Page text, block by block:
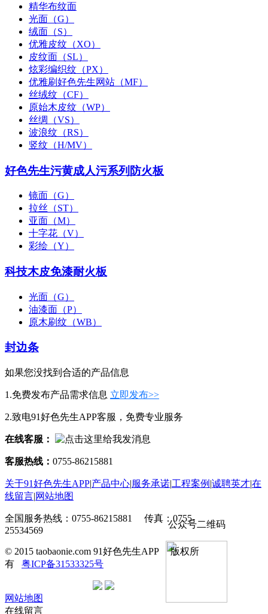
精华布纹面
光面（G）
绒面（S）
优雅皮纹（XO）
皮纹面（SL）
炫彩编织纹（PX）
优雅刷好色先生网站（MF）
丝绒纹（CF）
原始木皮纹（WP）
丝绸（VS）
波浪纹（RS）
竖纹（H/MV）
好色先生污黄成人污系列防火板
镜面（G）
拉丝（ST）
亚面（M）
十字花（V）
彩绘（Y）
科技木皮免漆耐火板
光面（G）
油漆面（P）
原木刷纹（WB）
封边条
如果您没找到合适的产品信息
1.免费发布产品需求信息 立即发布>>
2.致电91好色先生APP客服，免费专业服务
在线客服：
客服热线： 0755-86215881
关于91好色先生APP|产品中心|服务承诺|工程案例 |诚聘英才|在
线留言|网站地图
公众号二维码
全国服务热线：0755-86215881 传真：0755-
25534569
© 2015 taobaonie.com 91好色先生APP 版权所
有 粤ICP备31533325号
网站地图
在线留言